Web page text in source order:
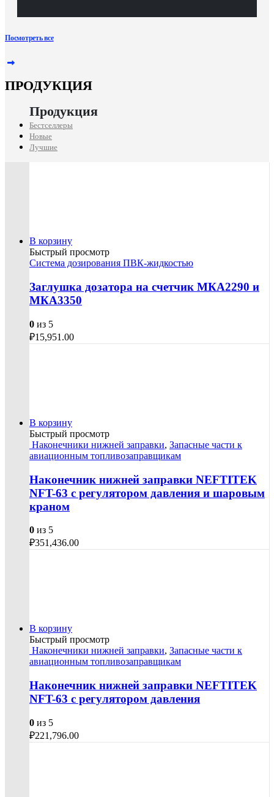
Посмотреть все
ПРОДУКЦИЯ
Бестселлеры
Новые
Лучшие
В корзину
Быстрый просмотр
Система дозирования ПВК-жидкостью
Заглушка дозатора на счетчик МКА2290 и
МКА3350
0 из 5
₽15,951.00
В корзину
Быстрый просмотр
Наконечники нижней заправки, Запасные части к
авиационным топливозаправщикам
Наконечник нижней заправки NEFTITEK
NFT-63 с регулятором давления и шаровым
краном
0 из 5
₽351,436.00
В корзину
Быстрый просмотр
Наконечники нижней заправки, Запасные части к
авиационным топливозаправщикам
Наконечник нижней заправки NEFTITEK
NFT-63 с регулятором давления
0 из 5
₽221,796.00